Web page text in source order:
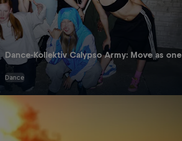
Dance-Kollektiv Calypso Army: Move as one
Dance